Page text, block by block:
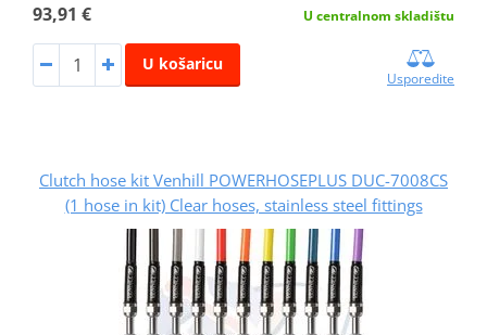
93,91 € U centralnom skladištu
U košaricu
Usporedite
Clutch hose kit Venhill POWERHOSEPLUS DUC-7008CS
(1 hose in kit) Clear hoses, stainless steel fittings